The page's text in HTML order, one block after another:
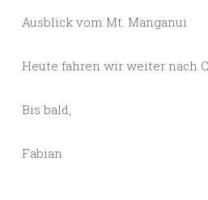
Ausblick vom Mt. Manganui
Heute fahren wir weiter nach
Bis bald,
Fabian